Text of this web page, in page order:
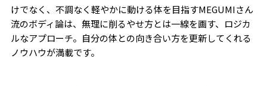
けでなく、不調なく軽やかに動ける体を目指すMEGUMIさん
流のボディ論は、無理に削るやせ方とは一線を画す、ロジカ
ルなアプローチ。自分の体との向き合い方を更新してくれる
ノウハウが満載です。